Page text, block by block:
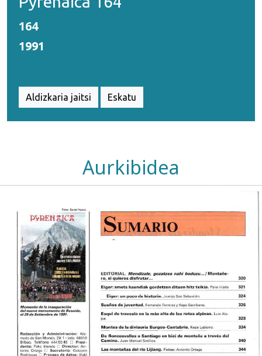
164
1991
Aldizkaria jaitsi Eskatu
Aurkibidea